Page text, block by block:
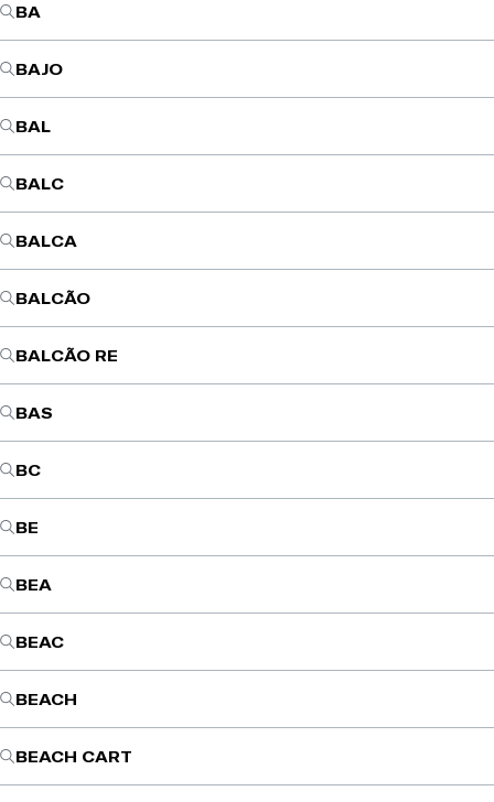
BA
BAJO
BAL
BALC
BALCA
BALCÃO
BALCÃO RE
BAS
BC
BE
BEA
BEAC
BEACH
BEACH CART